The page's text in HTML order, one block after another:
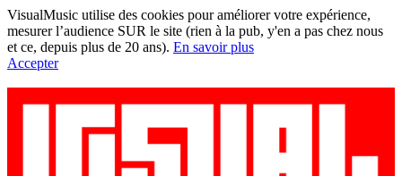
VisualMusic utilise des cookies pour améliorer votre expérience,
mesurer l’audience SUR le site (rien à la pub, y'en a pas chez nous
et ce, depuis plus de 20 ans). En savoir plus
Accepter